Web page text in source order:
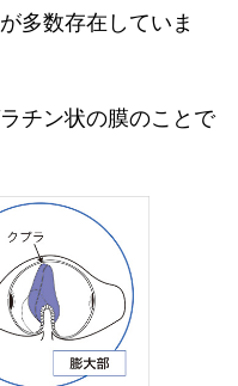
多数存在していま
チン状の膜のことで